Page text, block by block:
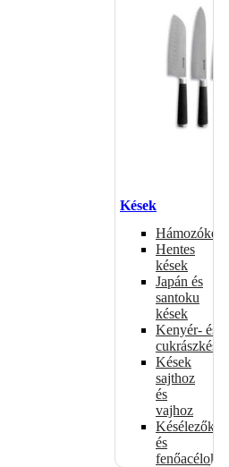
Kések
Hámozókések
Hentes
kések
Japán és
santoku
kések
Kenyér- és
cukrászkések
Kések
sajthoz
és
vajhoz
Késélezők
és
fenőacélok